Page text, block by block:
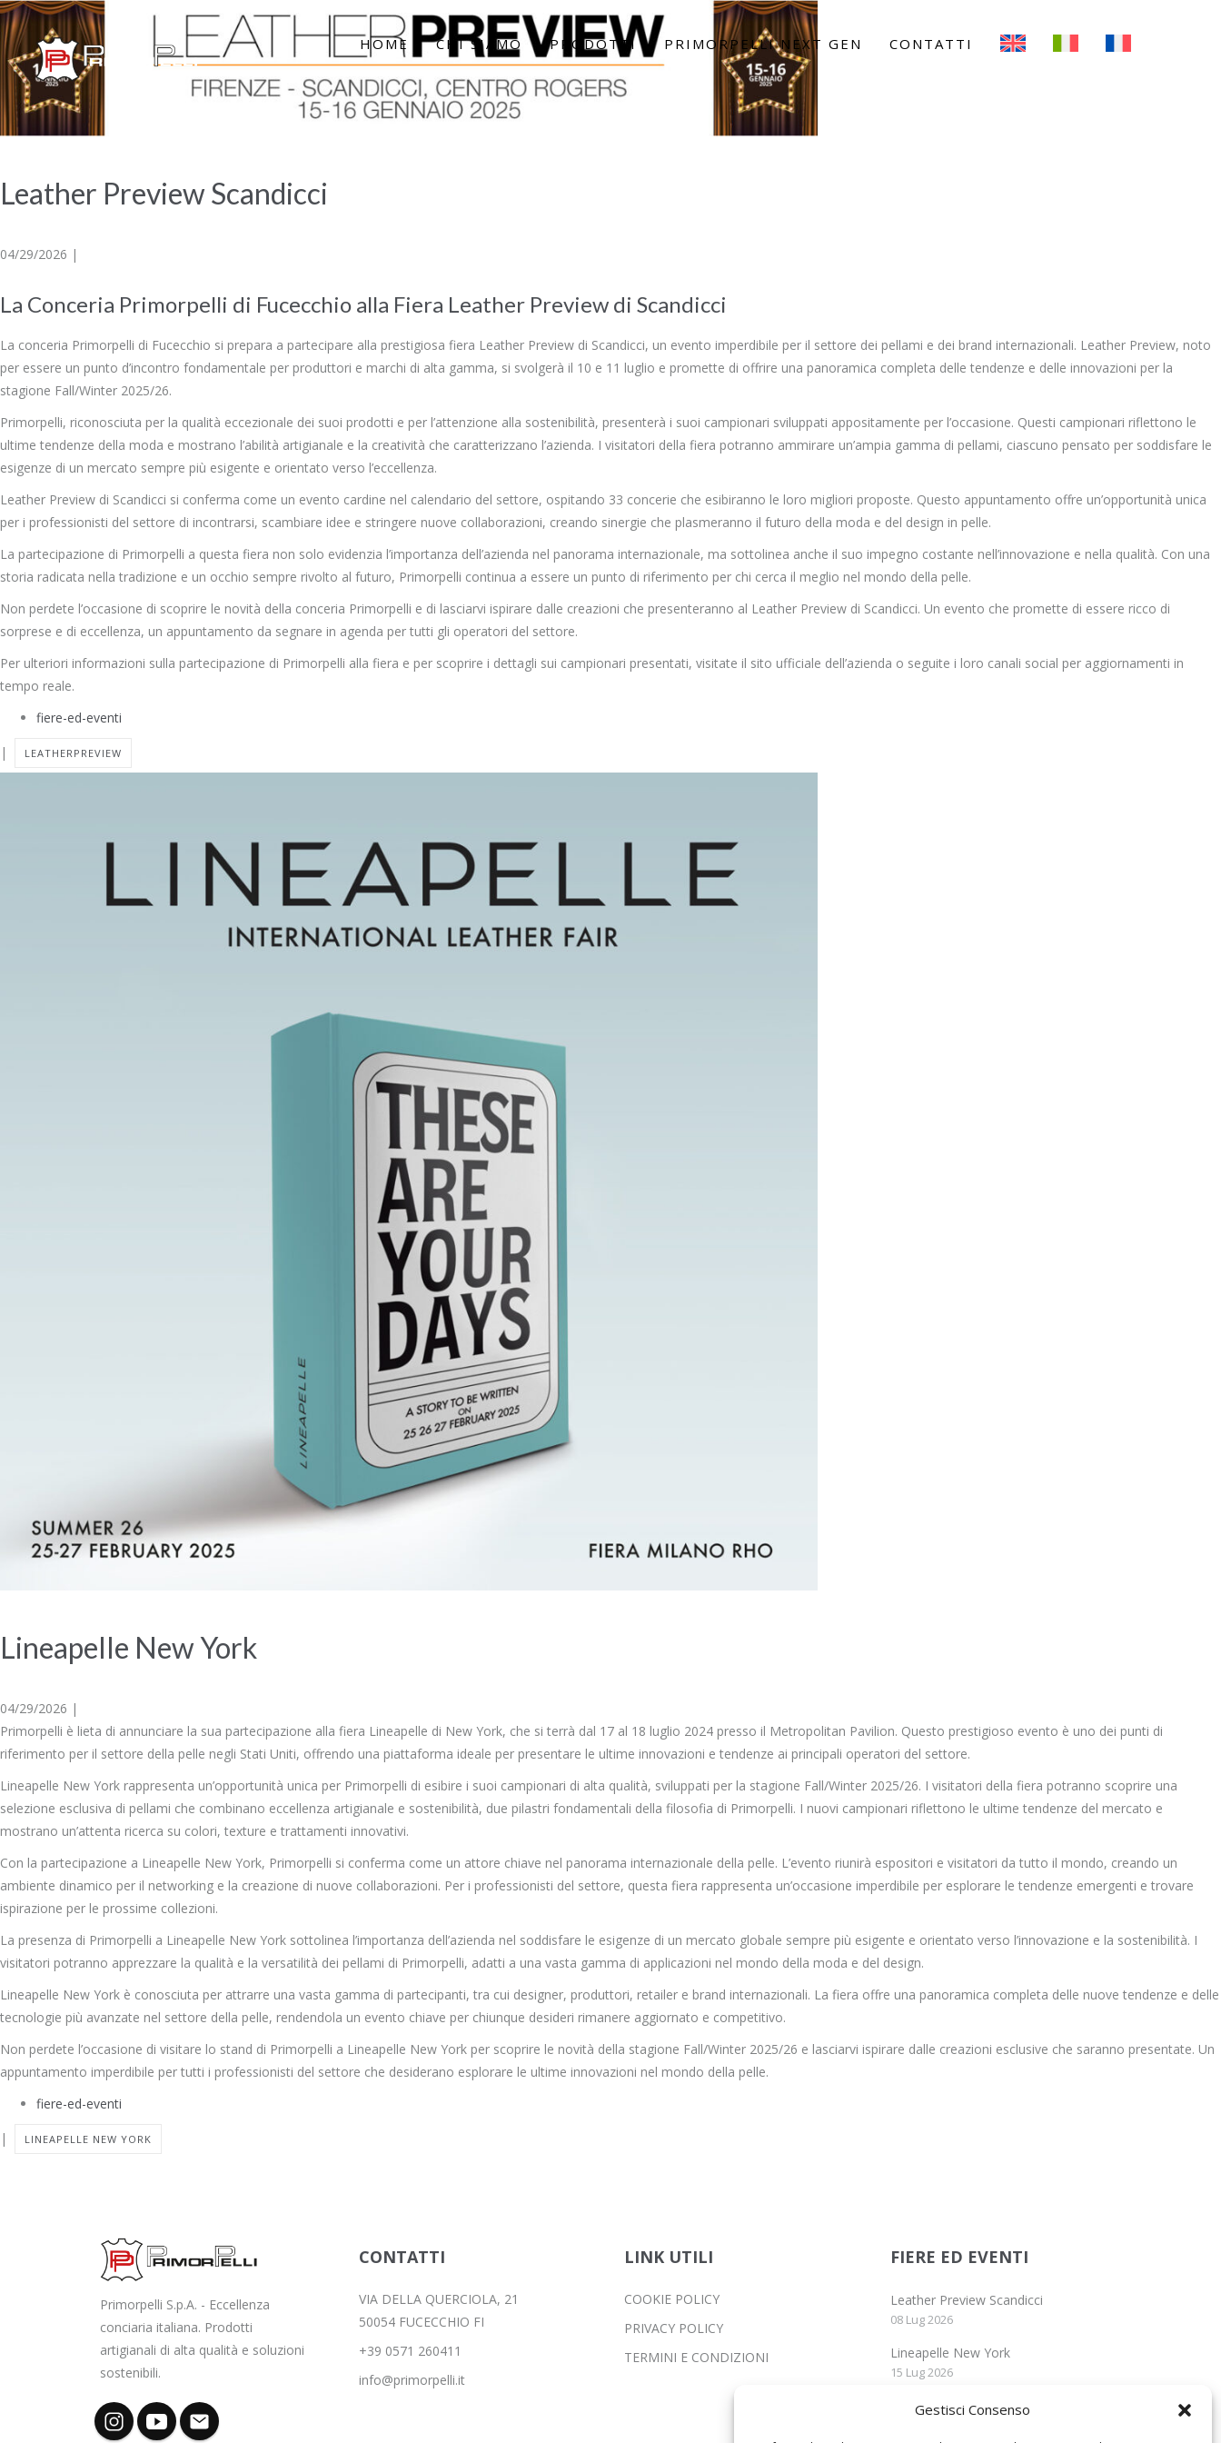
Gestisci Consenso
HOME CHI SIAMO PRODOTTI PRIMORPELLI NEXT GEN CONTATTI
Leather Preview Scandicci
04/29/2026 |
La Conceria Primorpelli di Fucecchio alla Fiera Leather Preview di Scandicci
La conceria Primorpelli di Fucecchio si prepara a partecipare alla prestigiosa fiera Leather Preview di Scandicci, un evento imperdibile per il settore dei pellami e dei brand internazionali. Leather Preview, noto
per essere un punto d’incontro fondamentale per produttori e marchi di alta gamma, si svolgerà il 10 e 11 luglio e promette di offrire una panoramica completa delle tendenze e delle innovazioni per la
stagione Fall/Winter 2025/26.
Primorpelli, riconosciuta per la qualità eccezionale dei suoi prodotti e per l’attenzione alla sostenibilità, presenterà i suoi campionari sviluppati appositamente per l’occasione. Questi campionari riflettono le
ultime tendenze della moda e mostrano l’abilità artigianale e la creatività che caratterizzano l’azienda. I visitatori della fiera potranno ammirare un’ampia gamma di pellami, ciascuno pensato per soddisfare le
esigenze di un mercato sempre più esigente e orientato verso l’eccellenza.
Leather Preview di Scandicci si conferma come un evento cardine nel calendario del settore, ospitando 33 concerie che esibiranno le loro migliori proposte. Questo appuntamento offre un’opportunità unica
per i professionisti del settore di incontrarsi, scambiare idee e stringere nuove collaborazioni, creando sinergie che plasmeranno il futuro della moda e del design in pelle.
La partecipazione di Primorpelli a questa fiera non solo evidenzia l’importanza dell’azienda nel panorama internazionale, ma sottolinea anche il suo impegno costante nell’innovazione e nella qualità. Con una
storia radicata nella tradizione e un occhio sempre rivolto al futuro, Primorpelli continua a essere un punto di riferimento per chi cerca il meglio nel mondo della pelle.
Non perdete l’occasione di scoprire le novità della conceria Primorpelli e di lasciarvi ispirare dalle creazioni che presenteranno al Leather Preview di Scandicci. Un evento che promette di essere ricco di
sorprese e di eccellenza, un appuntamento da segnare in agenda per tutti gli operatori del settore.
Per ulteriori informazioni sulla partecipazione di Primorpelli alla fiera e per scoprire i dettagli sui campionari presentati, visitate il sito ufficiale dell’azienda o seguite i loro canali social per aggiornamenti in
tempo reale.
fiere-ed-eventi
|
LEATHERPREVIEW
Lineapelle New York
04/29/2026 |
Primorpelli è lieta di annunciare la sua partecipazione alla fiera Lineapelle di New York, che si terrà dal 17 al 18 luglio 2024 presso il Metropolitan Pavilion. Questo prestigioso evento è uno dei punti di
riferimento per il settore della pelle negli Stati Uniti, offrendo una piattaforma ideale per presentare le ultime innovazioni e tendenze ai principali operatori del settore.
Lineapelle New York rappresenta un’opportunità unica per Primorpelli di esibire i suoi campionari di alta qualità, sviluppati per la stagione Fall/Winter 2025/26. I visitatori della fiera potranno scoprire una
selezione esclusiva di pellami che combinano eccellenza artigianale e sostenibilità, due pilastri fondamentali della filosofia di Primorpelli. I nuovi campionari riflettono le ultime tendenze del mercato e
mostrano un’attenta ricerca su colori, texture e trattamenti innovativi.
Con la partecipazione a Lineapelle New York, Primorpelli si conferma come un attore chiave nel panorama internazionale della pelle. L’evento riunirà espositori e visitatori da tutto il mondo, creando un
ambiente dinamico per il networking e la creazione di nuove collaborazioni. Per i professionisti del settore, questa fiera rappresenta un’occasione imperdibile per esplorare le tendenze emergenti e trovare
ispirazione per le prossime collezioni.
La presenza di Primorpelli a Lineapelle New York sottolinea l’importanza dell’azienda nel soddisfare le esigenze di un mercato globale sempre più esigente e orientato verso l’innovazione e la sostenibilità. I
visitatori potranno apprezzare la qualità e la versatilità dei pellami di Primorpelli, adatti a una vasta gamma di applicazioni nel mondo della moda e del design.
Lineapelle New York è conosciuta per attrarre una vasta gamma di partecipanti, tra cui designer, produttori, retailer e brand internazionali. La fiera offre una panoramica completa delle nuove tendenze e delle
tecnologie più avanzate nel settore della pelle, rendendola un evento chiave per chiunque desideri rimanere aggiornato e competitivo.
Non perdete l’occasione di visitare lo stand di Primorpelli a Lineapelle New York per scoprire le novità della stagione Fall/Winter 2025/26 e lasciarvi ispirare dalle creazioni esclusive che saranno presentate. Un
appuntamento imperdibile per tutti i professionisti del settore che desiderano esplorare le ultime innovazioni nel mondo della pelle.
fiere-ed-eventi
|
LINEAPELLE NEW YORK
Primorpelli S.p.A. - Eccellenza
conciaria italiana. Prodotti
artigianali di alta qualità e soluzioni
sostenibili.
CONTATTI
VIA DELLA QUERCIOLA, 21
50054 FUCECCHIO FI
+39 0571 260411
info@primorpelli.it
LINK UTILI
COOKIE POLICY
PRIVACY POLICY
TERMINI E CONDIZIONI
FIERE ED EVENTI
Leather Preview Scandicci
08 Lug 2026
Lineapelle New York
15 Lug 2026
Lineapelle Milano